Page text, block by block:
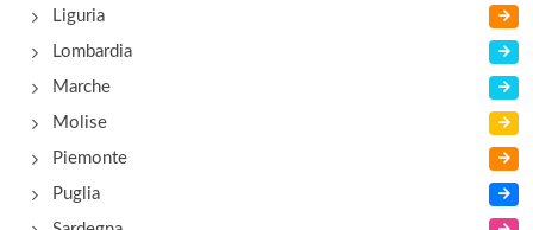
Liguria
Lombardia
Marche
Molise
Piemonte
Puglia